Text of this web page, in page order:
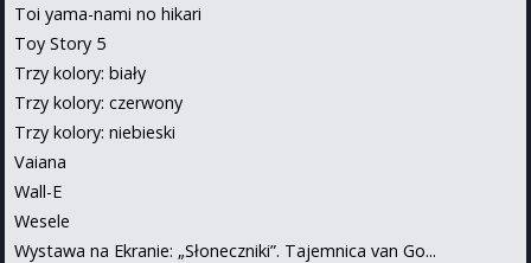
Toi yama-nami no hikari
Toy Story 5
Trzy kolory: biały
Trzy kolory: czerwony
Trzy kolory: niebieski
Vaiana
Wall-E
Wesele
Wystawa na Ekranie: „Słoneczniki”. Tajemnica van Go...